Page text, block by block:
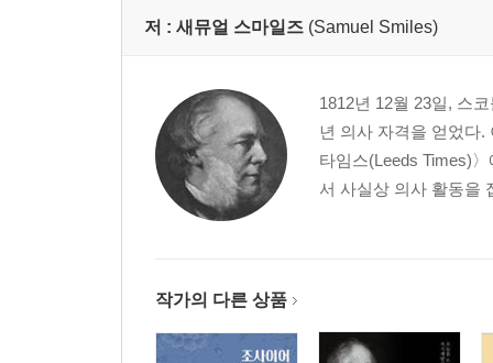
저 : 새뮤얼 스마일즈 (Samuel Smiles)
1812년 12월 23일, 스
년 의사 자격을 얻었다
타임스(Leeds Times)
서 사실상 의사 활동을
작가의 다른 상품